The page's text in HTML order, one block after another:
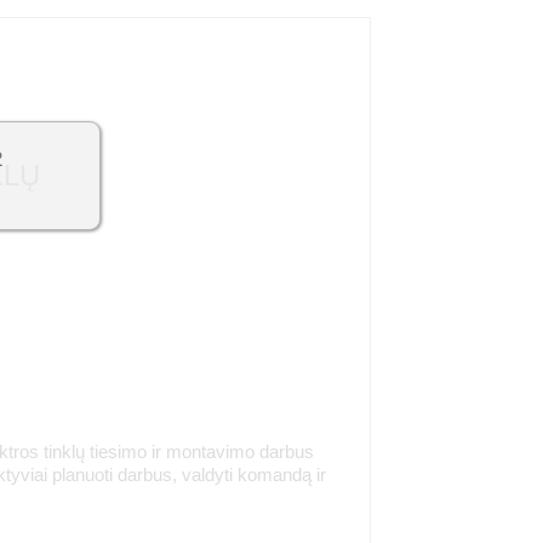
tinklų tiesimo ir montavimo darbus
planuoti darbus, valdyti komandą ir